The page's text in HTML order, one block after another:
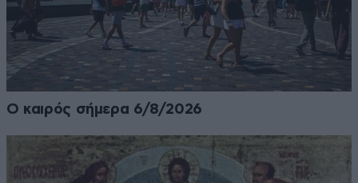
Ο καιρός σήμερα 6/8/2026